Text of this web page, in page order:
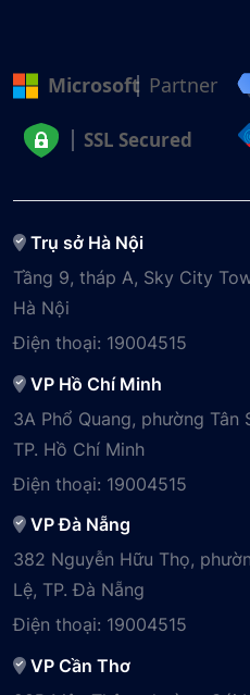
Microsoft Partner
SSL Secured
Trụ sở Hà Nội
Tầng 9, tháp A, Sky City
Hà Nội
Điện thoại: 19004515
VP Hồ Chí Minh
3A Phổ Quang, phường Tân
TP. Hồ Chí Minh
Điện thoại: 19004515
VP Đà Nẵng
382 Nguyễn Hữu Thọ,
Lệ, TP. Đà Nẵng
Điện thoại: 19004515
VP Cần Thơ